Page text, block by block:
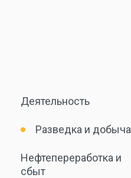
Деятельность
Разведка и добыча
Нефтепереработка и
сбыт